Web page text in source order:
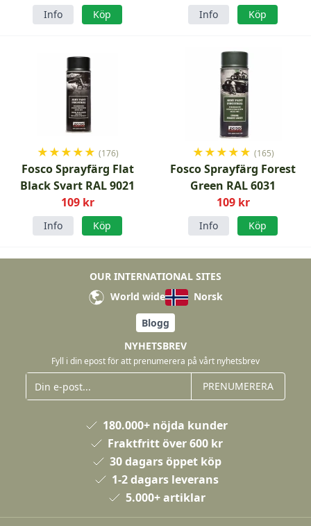
Info Köp Info Köp
★★★★★ (176)
Fosco Sprayfärg Flat
Black Svart RAL 9021
109 kr
Info Köp
★★★★★ (165)
Fosco Sprayfärg Forest
Green RAL 6031
109 kr
Info Köp
OUR INTERNATIONAL SITES
World wide
Norsk
Blogg
NYHETSBREV
Fyll i din epost för att prenumerera på vårt nyhetsbrev
PRENUMERERA
180.000+ nöjda kunder
Fraktfritt över 600 kr
30 dagars öppet köp
1-2 dagars leverans
5.000+ artiklar